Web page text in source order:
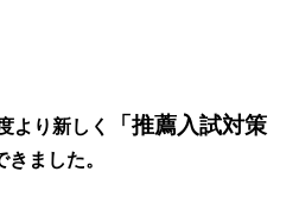
より新しく
「推薦入試対策
ました。